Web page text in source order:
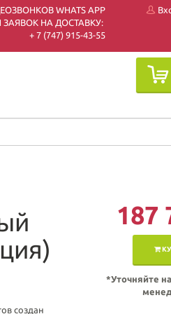
WHATS APP
НА ДОСТАВКУ:
+ 7 (747) 915-43-55
187
*Уточняйте
создан